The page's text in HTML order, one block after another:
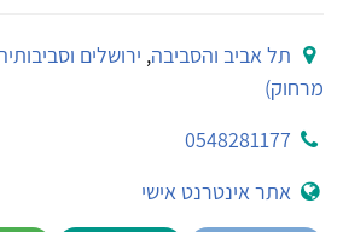
תל אביב והסביבה, ירושלים
מרחוק)
0548281177
אתר אינטרנט אישי